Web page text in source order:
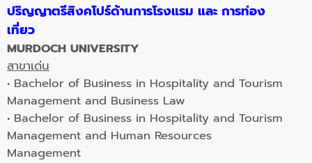
ปริญญาตรีสิงคโปร์ด้านการโรงแรม และ การท่อง
เที่ยว
MURDOCH UNIVERSITY
สาขาเด่น
• Bachelor of Business in Hospitality and Tourism
Management and Business Law
• Bachelor of Business in Hospitality and Tourism
Management and Human Resources
Management